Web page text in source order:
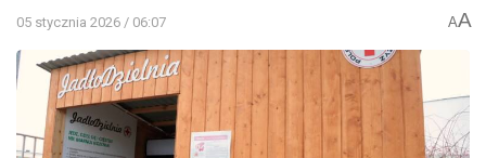
05 stycznia 2026 / 06:07 AA